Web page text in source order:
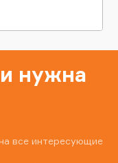
нужна
все интересующие